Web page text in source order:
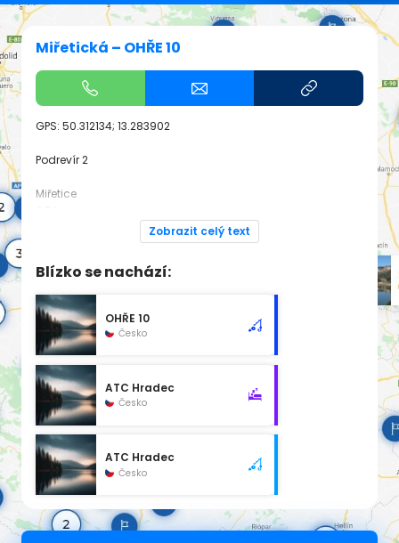
Miřetická – OHŘE 10
GPS: 50.312134; 13.283902
Podrevír 2
Miřetice
Dodatek pro rok 2025:
Zobrazit celý text
Blízko se nachází:
OHŘE 10
Česko
ATC Hradec
Česko
ATC Hradec
Česko